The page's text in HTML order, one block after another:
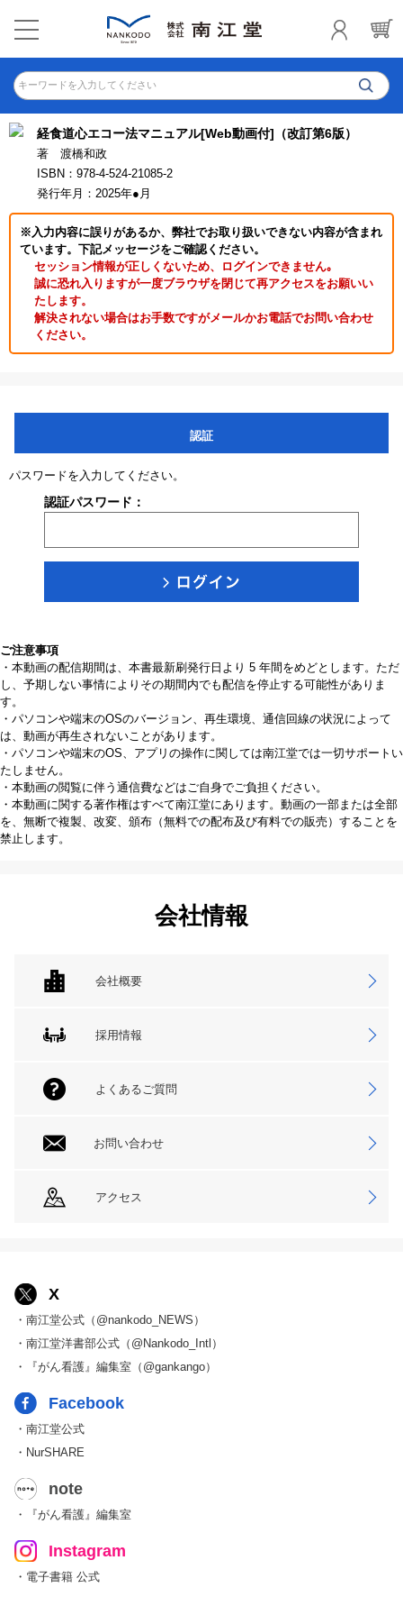
キーワードを入力してください
経食道心エコー法マニュアル[Web動画付]（改訂第6版）
著 渡橋和政
ISBN：978-4-524-21085-2
発行年月：2025年●月
※入力内容に誤りがあるか、弊社でお取り扱いできない内容が含まれ
ています。下記メッセージをご確認ください。
セッション情報が正しくないため、ログインできません｡
誠に恐れ入りますが一度ブラウザを閉じて再アクセスをお願いい
たします。
解決されない場合はお手数ですがメールかお電話でお問い合わせ
ください。
認証
パスワードを入力してください。
認証パスワード：
ご注意事項
・本動画の配信期間は、本書最新刷発行日より 5 年間をめどとします。ただ
し、予期しない事情によりその期間内でも配信を停止する可能性がありま
す。
・パソコンや端末のOSのバージョン、再生環境、通信回線の状況によって
は、動画が再生されないことがあります。
・パソコンや端末のOS、アプリの操作に関しては南江堂では一切サポートい
たしません。
・本動画の閲覧に伴う通信費などはご自身でご負担ください。
・本動画に関する著作権はすべて南江堂にあります。動画の一部または全部
を、無断で複製、改変、頒布（無料での配布及び有料での販売）することを
禁止します。
会社情報
会社概要
採用情報
よくあるご質問
お問い合わせ
アクセス
X
・南江堂公式（@nankodo_NEWS）
・南江堂洋書部公式（@Nankodo_Intl）
・『がん看護』編集室（@gankango）
Facebook
・南江堂公式
・NurSHARE
note
・『がん看護』編集室
Instagram
・電子書籍 公式